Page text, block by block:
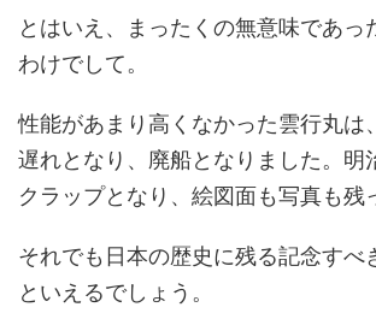
とはいえ、まったくの無意味であっ
わけでして。
性能があまり高くなかった雲行丸は
遅れとなり、廃船となりました。明
クラップとなり、絵図面も写真も残
それでも日本の歴史に残る記念すべ
といえるでしょう。